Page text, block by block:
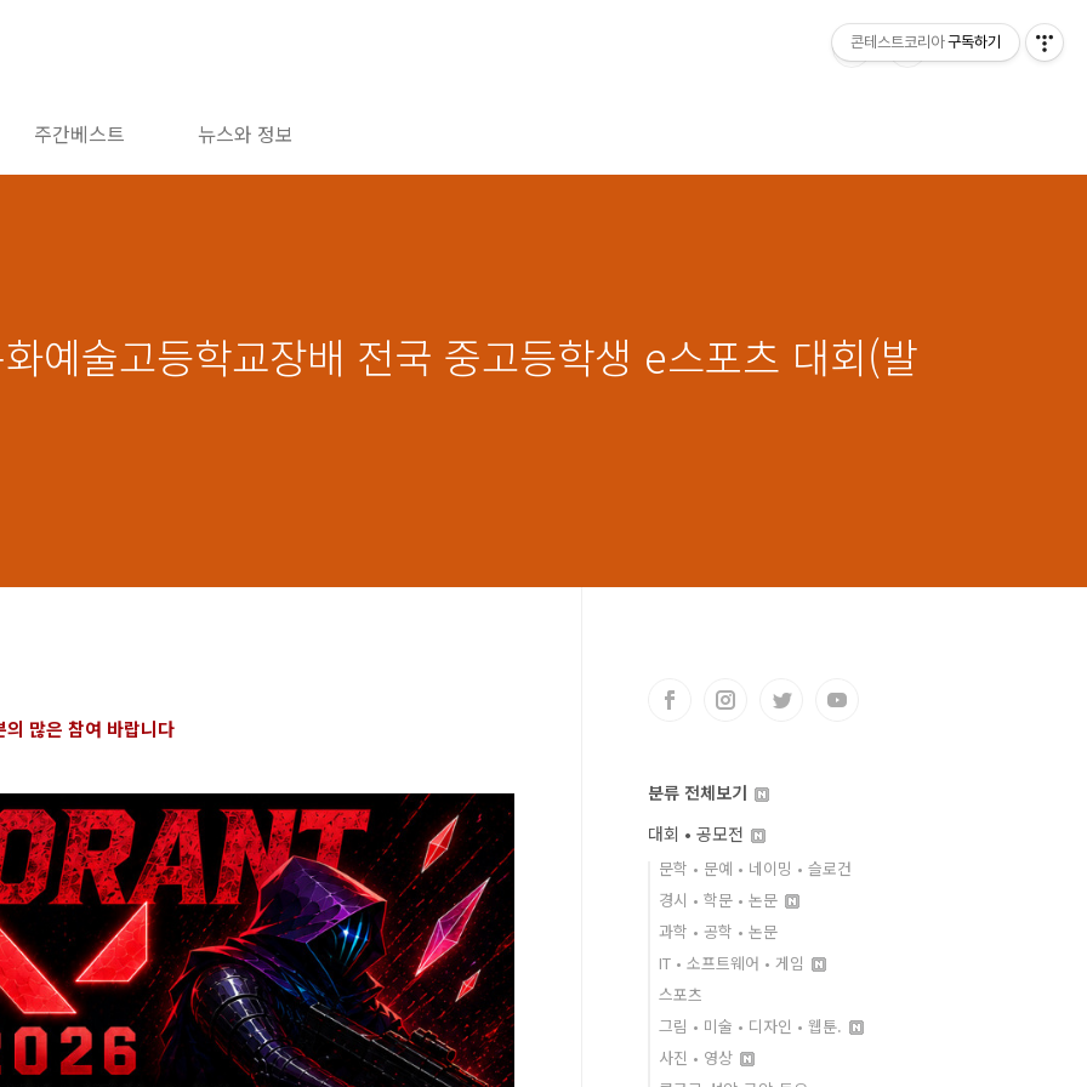
주간베스트 뉴스와 정보
예술고등학교장배 전국 중고등학생 e스포츠 대회(발
의 많은 참여 바랍니다
분류 전체보기
대회 • 공모전
문학 • 문예 • 네이밍 • 슬로건
경시 • 학문 • 논문
과학 • 공학 • 논문
IT • 소프트웨어 • 게임
스포츠
그림 • 미술 • 디자인 • 웹툰.
사진 • 영상
콘테스트코리아 구독하기